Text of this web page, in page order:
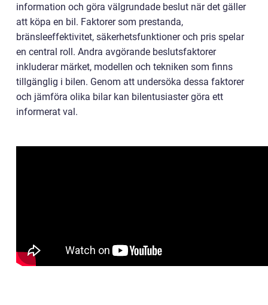
information och göra välgrundade beslut när det gäller
att köpa en bil. Faktorer som prestanda,
bränsleeffektivitet, säkerhetsfunktioner och pris spelar
en central roll. Andra avgörande beslutsfaktorer
inkluderar märket, modellen och tekniken som finns
tillgänglig i bilen. Genom att undersöka dessa faktorer
och jämföra olika bilar kan bilentusiaster göra ett
informerat val.